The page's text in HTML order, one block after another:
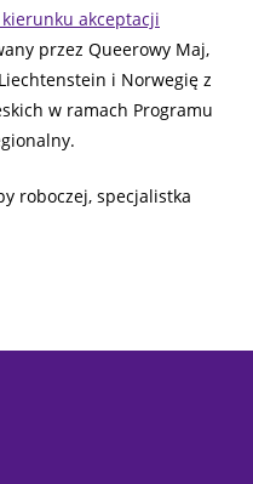
akceptacji
przez Queerowy Maj,
i Norwegię z
w ramach Programu
roboczej, specjalistka